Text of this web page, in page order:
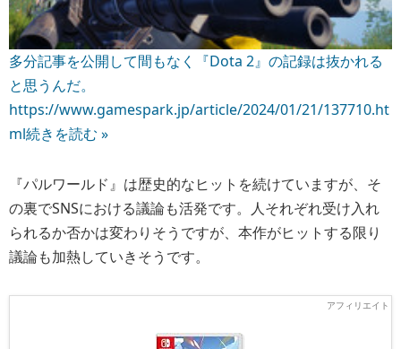
多分記事を公開して間もなく『Dota 2』の記録は抜かれる
と思うんだ。
https://www.gamespark.jp/article/2024/01/21/137710.ht
ml続きを読む »
『パルワールド』は歴史的なヒットを続けていますが、そ
の裏でSNSにおける議論も活発です。人それぞれ受け入れ
られるか否かは変わりそうですが、本作がヒットする限り
議論も加熱していきそうです。